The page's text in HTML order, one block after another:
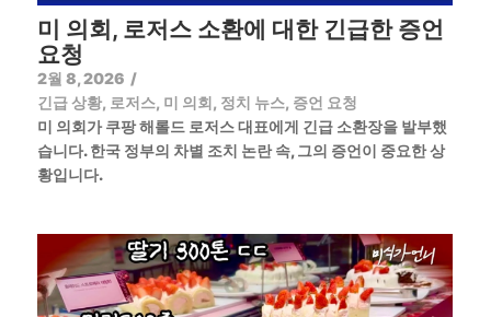
미 의회, 로저스 소환에 대한 긴급한 증언
요청
2월 8, 2026 /
긴급 상황, 로저스, 미 의회, 정치 뉴스, 증언 요청
미 의회가 쿠팡 해롤드 로저스 대표에게 긴급 소환장을 발부했
습니다. 한국 정부의 차별 조치 논란 속, 그의 증언이 중요한 상
황입니다.